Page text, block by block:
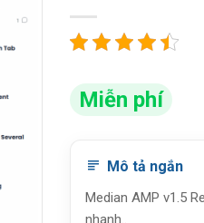
Miễn phí
Mô tả ngắn
Median AMP v1.5
nhanh..